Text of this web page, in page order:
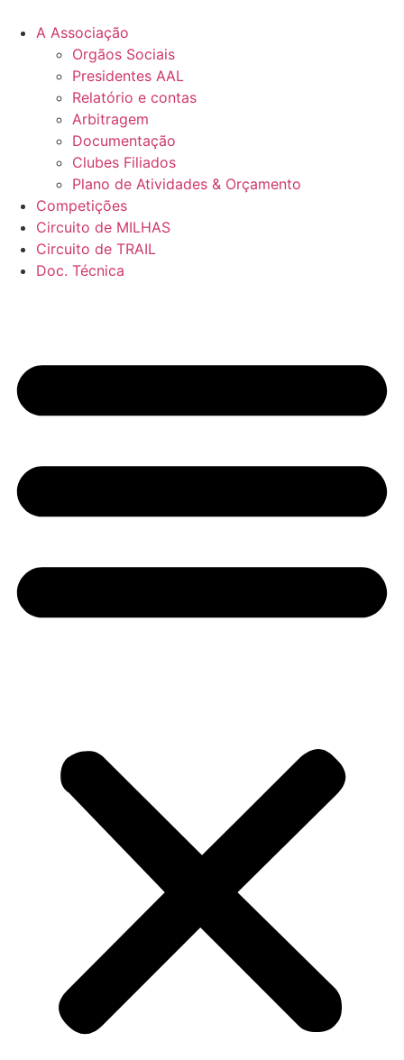
para
conteúdo
A Associação
Orgãos Sociais
Presidentes AAL
Relatório e contas
Arbitragem
Documentação
Clubes Filiados
Plano de Atividades & Orçamento
Competições
Circuito de MILHAS
Circuito de TRAIL
Doc. Técnica